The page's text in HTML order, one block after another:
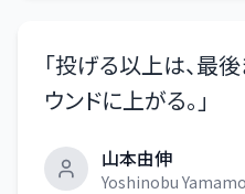
「投げる以上は、最
ウンドに上がる。 」
山本由伸
Yoshinobu